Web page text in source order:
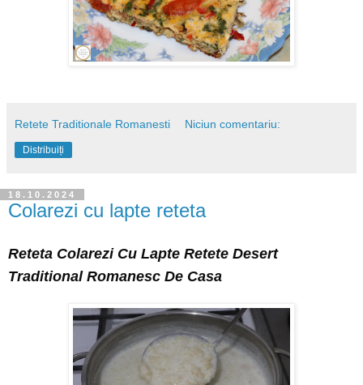
Retete Traditionale Romanesti Niciun comentariu:
Distribuiți
18.10.2024
Colarezi cu lapte reteta
Reteta Colarezi Cu Lapte Retete Desert
Traditional Romanesc De Casa